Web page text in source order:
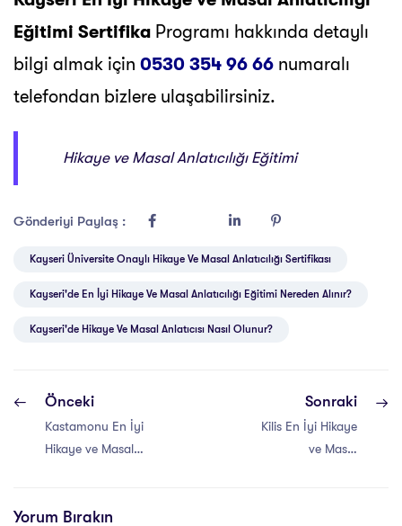
Eğitimi Sertifika Programı hakkında detaylı
bilgi almak için 0530 354 96 66 numaralı
telefondan bizlere ulaşabilirsiniz.
Hikaye ve Masal Anlatıcılığı Eğitimi
Gönderiyi Paylaş :
Kayseri Üniversite Onaylı Hikaye Ve Masal Anlatıcılığı Sertifikası
Kayseri'de En İyi Hikaye Ve Masal Anlatıcılığı Eğitimi Nereden Alınır?
Kayseri'de Hikaye Ve Masal Anlatıcısı Nasıl Olunur?
Önceki
Kastamonu En İyi
Hikaye ve Masal
Sonraki
Kilis En İyi Hikaye
ve Masal
Yorum Bırakın